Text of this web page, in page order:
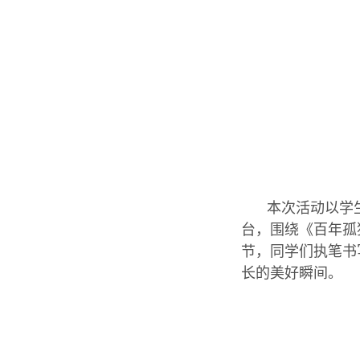
本次活动以学
台，围绕《 百年
节，同学们执笔
长的美好瞬间。